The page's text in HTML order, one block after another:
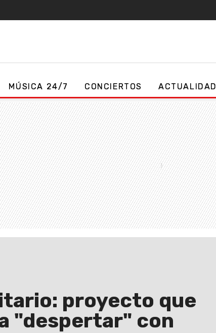
MÚSICA 24/7 CONCIERTOS ACTUALIDAD
proyecto que
"despertar" con